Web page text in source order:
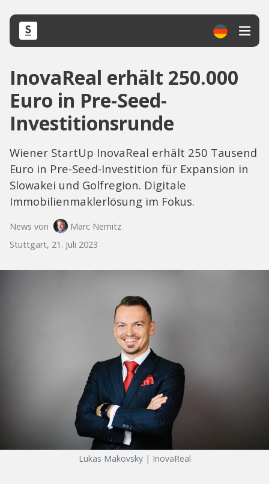
InovaReal erhält 250.000
Euro in Pre-Seed-
Investitionsrunde
Wiener StartUp InovaReal erhält 250 Tausend
Euro in Pre-Seed-Investition für Expansion in
Slowakei und Golfregion. Digitale
Immobilienmaklerlösung im Fokus.
News von
Marc Nemitz
Stuttgart, 21. Juli 2023
Lukas Makovsky | InovaReal